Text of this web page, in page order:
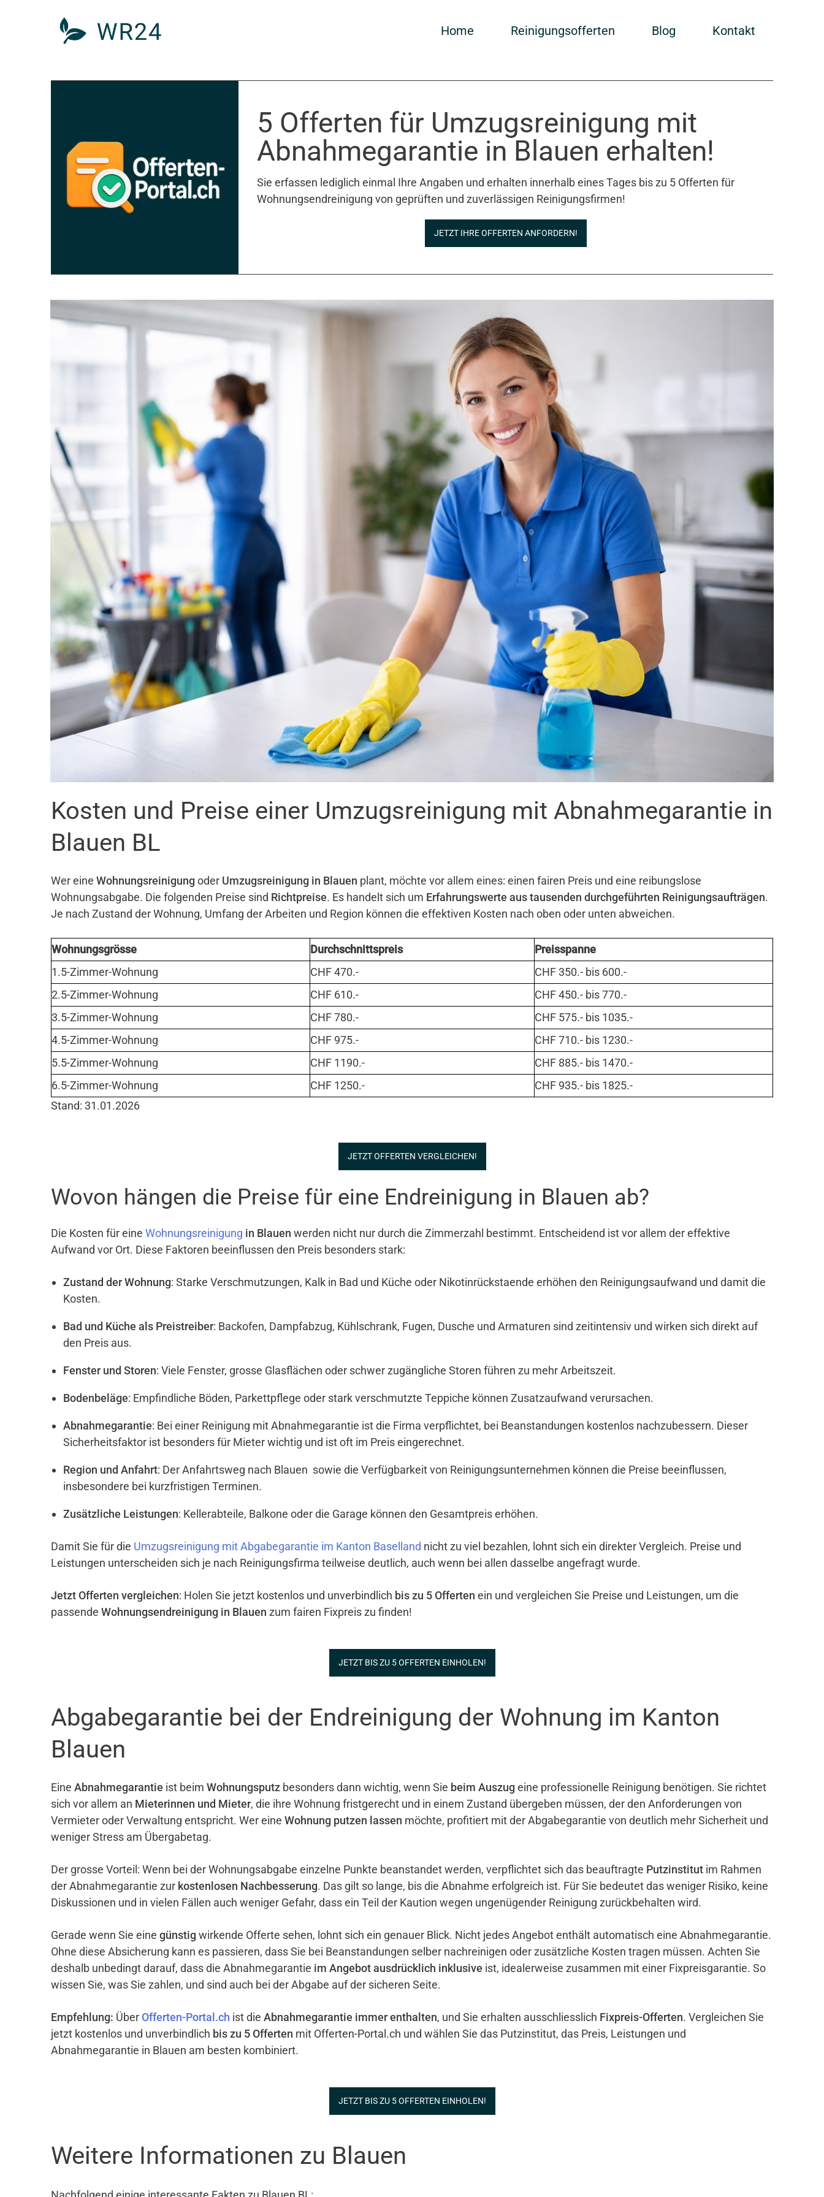
Home Reinigungsofferten Blog Kontakt
5 Offerten für Umzugsreinigung mit
Abnahmegarantie in Blauen erhalten!
Sie erfassen lediglich einmal Ihre Angaben und erhalten innerhalb eines Tages bis zu 5 Offerten für
Wohnungsendreinigung von geprüften und zuverlässigen Reinigungsfirmen!
JETZT IHRE OFFERTEN ANFORDERN!
Kosten und Preise einer Umzugsreinigung mit Abnahmegarantie in
Blauen BL
Wer eine Wohnungsreinigung oder Umzugsreinigung in Blauen plant, möchte vor allem eines: einen fairen Preis und eine reibungslose
Wohnungsabgabe. Die folgenden Preise sind Richtpreise. Es handelt sich um Erfahrungswerte aus tausenden durchgeführten Reinigungsaufträgen.
Je nach Zustand der Wohnung, Umfang der Arbeiten und Region können die effektiven Kosten nach oben oder unten abweichen.
Wohnungsgrösse Durchschnittspreis
Preisspanne
1.5-Zimmer-Wohnung
CHF 470.-
CHF 350.- bis 600.-
2.5-Zimmer-Wohnung
CHF 610.-
CHF 450.- bis 770.-
3.5-Zimmer-Wohnung
CHF 780.-
CHF 575.- bis 1035.-
4.5-Zimmer-Wohnung
CHF 975.-
CHF 710.- bis 1230.-
5.5-Zimmer-Wohnung
CHF 1190.-
CHF 885.- bis 1470.-
6.5-Zimmer-Wohnung
CHF 1250.-
CHF 935.- bis 1825.-
Stand: 31.01.2026
JETZT OFFERTEN VERGLEICHEN!
Wovon hängen die Preise für eine Endreinigung in Blauen ab?
Die Kosten für eine Wohnungsreinigung in Blauen werden nicht nur durch die Zimmerzahl bestimmt. Entscheidend ist vor allem der effektive
Aufwand vor Ort. Diese Faktoren beeinflussen den Preis besonders stark:
Zustand der Wohnung: Starke Verschmutzungen, Kalk in Bad und Küche oder Nikotinrückstaende erhöhen den Reinigungsaufwand und damit die
Kosten.
Bad und Küche als Preistreiber: Backofen, Dampfabzug, Kühlschrank, Fugen, Dusche und Armaturen sind zeitintensiv und wirken sich direkt auf
den Preis aus.
Fenster und Storen: Viele Fenster, grosse Glasflächen oder schwer zugängliche Storen führen zu mehr Arbeitszeit.
Bodenbeläge: Empfindliche Böden, Parkettpflege oder stark verschmutzte Teppiche können Zusatzaufwand verursachen.
Abnahmegarantie: Bei einer Reinigung mit Abnahmegarantie ist die Firma verpflichtet, bei Beanstandungen kostenlos nachzubessern. Dieser
Sicherheitsfaktor ist besonders für Mieter wichtig und ist oft im Preis eingerechnet.
Region und Anfahrt: Der Anfahrtsweg nach Blauen sowie die Verfügbarkeit von Reinigungsunternehmen können die Preise beeinflussen,
insbesondere bei kurzfristigen Terminen.
Zusätzliche Leistungen: Kellerabteile, Balkone oder die Garage können den Gesamtpreis erhöhen.
Damit Sie für die Umzugsreinigung mit Abgabegarantie im Kanton Baselland nicht zu viel bezahlen, lohnt sich ein direkter Vergleich. Preise und
Leistungen unterscheiden sich je nach Reinigungsfirma teilweise deutlich, auch wenn bei allen dasselbe angefragt wurde.
Jetzt Offerten vergleichen: Holen Sie jetzt kostenlos und unverbindlich bis zu 5 Offerten ein und vergleichen Sie Preise und Leistungen, um die
passende Wohnungsendreinigung in Blauen zum fairen Fixpreis zu finden!
JETZT BIS ZU 5 OFFERTEN EINHOLEN!
Abgabegarantie bei der Endreinigung der Wohnung im Kanton
Blauen
Eine Abnahmegarantie ist beim Wohnungsputz besonders dann wichtig, wenn Sie beim Auszug eine professionelle Reinigung benötigen. Sie richtet
sich vor allem an Mieterinnen und Mieter, die ihre Wohnung fristgerecht und in einem Zustand übergeben müssen, der den Anforderungen von
Vermieter oder Verwaltung entspricht. Wer eine Wohnung putzen lassen möchte, profitiert mit der Abgabegarantie von deutlich mehr Sicherheit und
weniger Stress am Übergabetag.
Der grosse Vorteil: Wenn bei der Wohnungsabgabe einzelne Punkte beanstandet werden, verpflichtet sich das beauftragte Putzinstitut im Rahmen
der Abnahmegarantie zur kostenlosen Nachbesserung. Das gilt so lange, bis die Abnahme erfolgreich ist. Für Sie bedeutet das weniger Risiko, keine
Diskussionen und in vielen Fällen auch weniger Gefahr, dass ein Teil der Kaution wegen ungenügender Reinigung zurückbehalten wird.
Gerade wenn Sie eine günstig wirkende Offerte sehen, lohnt sich ein genauer Blick. Nicht jedes Angebot enthält automatisch eine Abnahmegarantie.
Ohne diese Absicherung kann es passieren, dass Sie bei Beanstandungen selber nachreinigen oder zusätzliche Kosten tragen müssen. Achten Sie
deshalb unbedingt darauf, dass die Abnahmegarantie im Angebot ausdrücklich inklusive ist, idealerweise zusammen mit einer Fixpreisgarantie. So
wissen Sie, was Sie zahlen, und sind auch bei der Abgabe auf der sicheren Seite.
Empfehlung: Über Offerten-Portal.ch ist die Abnahmegarantie immer enthalten, und Sie erhalten ausschliesslich Fixpreis-Offerten. Vergleichen Sie
jetzt kostenlos und unverbindlich bis zu 5 Offerten mit Offerten-Portal.ch und wählen Sie das Putzinstitut, das Preis, Leistungen und
Abnahmegarantie in Blauen am besten kombiniert.
JETZT BIS ZU 5 OFFERTEN EINHOLEN!
Weitere Informationen zu Blauen